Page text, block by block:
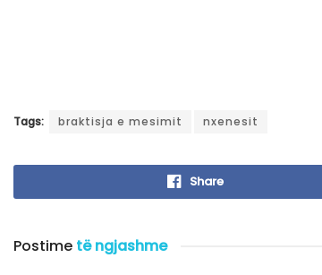
Tags: braktisja e mesimit nxenesit
Share
Postime të ngjashme